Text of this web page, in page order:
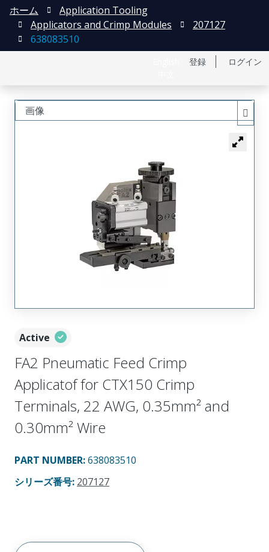
登録 ログイン
ホーム
Application Tooling
Applicators and Crimp Modules
207127
638083510
Active
FA2 Pneumatic Feed Crimp
Applicatof for CTX150 Crimp
Terminals, 22 AWG, 0.35mm² and
0.30mm² Wire
PART NUMBER:638083510
シリーズ番号: 207127
画像